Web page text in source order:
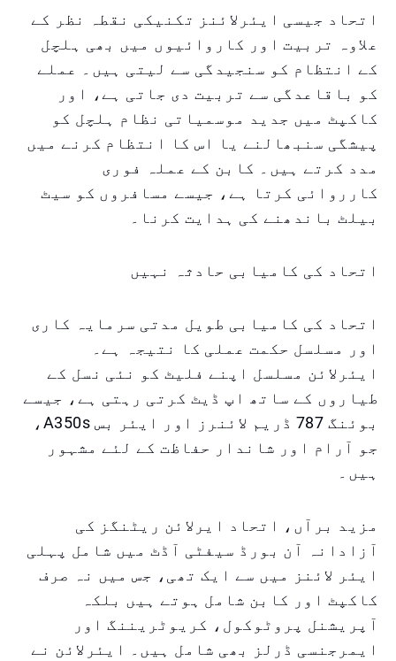
اتحاد جیسی ایئرلائنز تکنیکی نقطہ نظر کے
علاوہ تربیت اور کاروائیوں میں بھی ہلچل
کے انتظام کو سنجیدگی سے لیتی ہیں۔ عملے
کو باقاعدگی سے تربیت دی جاتی ہے، اور
کاکپٹ میں جدید موسمیاتی نظام ہلچل کو
پیشگی سنبھالنے یا اس کا انتظام کرنے میں
مدد کرتے ہیں۔ کابن کے عملہ فوری
کارروائی کرتا ہے، جیسے مسافروں کو سیٹ
بیلٹ باندھنے کی ہدایت کرنا۔
اتحاد کی کامیابی حادثہ نہیں
اتحاد کی کامیابی طویل مدتی سرمایہ کاری
اور مسلسل حکمت عملی کا نتیجہ ہے۔
ایئرلائن مسلسل اپنے فلیٹ کو نئی نسل کے
طیاروں کے ساتھ اپ ڈیٹ کرتی رہتی ہے، جیسے
بوئنگ 787 ڈریم لائنرز اور ایئر بس A350s،
جو آرام اور شاندار حفاظت کے لئے مشہور
ہیں۔
مزید برآں، اتحاد ایرلائن ریٹنگز کی
آزادانہ آن بورڈ سیفٹی آڈٹ میں شامل پہلی
ایئر لائنز میں سے ایک تھی، جس میں نہ صرف
کاکپٹ اور کابن شامل ہوتے ہیں بلکہ
آپریشنل پروٹوکول، کریوٹریننگ اور
ایمرجنسی ڈرلز بھی شامل ہیں۔ ایئرلائن نے